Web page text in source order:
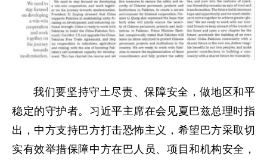
我们要坚持守土尽责、保障安全，做地区和平
稳定的守护者。习近平主席在会见夏巴兹总理时指
出，中方支持巴方打击恐怖主义，希望巴方采取切
实有效举措保障中方在巴人员、项目和机构安全，